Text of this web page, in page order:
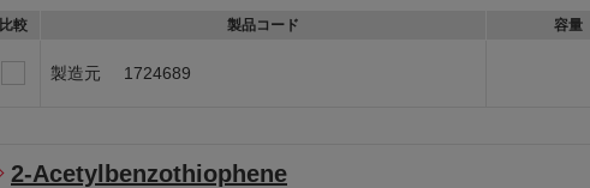
比較 製品コード 容量
製造元 1724689
2-Acetylbenzothiophene